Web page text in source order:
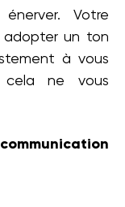
Votre
adopter un ton
à vous
cela ne vous